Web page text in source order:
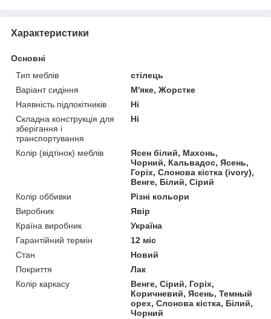
Характеристики
Основні
Тип меблів
стілець
Варіант сидіння
М'яке, Жорстке
Наявність підлокітників
Ні
Складна конструкція для
зберігання і
транспортування
Ні
Колір (відтінок) меблів
Ясен білий, Махонь,
Чорний, Кальвадос, Ясень,
Горіх, Слонова кістка (ivory),
Венге, Білий, Сірий
Колір оббивки
Різні кольори
Виробник
Явір
Країна виробник
Україна
Гарантійний термін
12 міс
Стан
Новий
Покриття
Лак
Колір каркасу
Венге, Сірий, Горіх,
Коричневий, Ясень, Темный
орех, Слонова кістка, Білий,
Чорний